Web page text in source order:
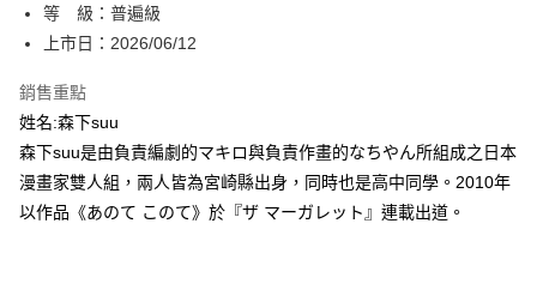
１．於結帳方式選擇「AFTEE先享後付」後，將跳轉至「AFTEE先享後付」
結帳頁面，進行簡訊認證並確認金額後，即可完成結帳。
２．訂單成立數日內，您將收到繳費通知簡訊。
ATM／網路銀行／等多元方式進行付款，方視為交易完成。
※ 請注意：結帳手續完成當下不需立刻繳費，但若您需要取消訂單，請聯絡
購買商品的店家。未經商家同意取消之訂單仍視為有效，需透過AFTEE先享
後付繳納相關費用。
※ 交易是否成功請以「AFTEE先享後付 」之結帳頁面顯示為準，若有關於
是否繳費成功／繳費後需取消欲退款等相關疑問，請聯繫「AFTEE先享後付
付款後全家取貨
每筆NT$80，滿NT$500(含以上)免運費
付款後萊爾富取貨
每筆NT$80，滿NT$500(含以上)免運費
等 級：普遍級
上市日：2026/06/12
銷售重點
姓名:森下suu
森下suu是由負責編劇的マキロ與負責作畫的なちやん所組成之日本
漫畫家雙人組，兩人皆為宮崎縣出身，同時也是高中同學。2010年
以作品《あのて このて》於『ザ マーガレット』連載出道。